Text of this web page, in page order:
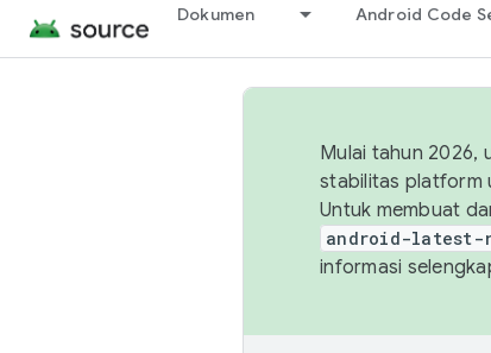
Dokumen Android Code
Mulai tahun 2026,
stabilitas platform
Untuk membuat
android-latest-
informasi